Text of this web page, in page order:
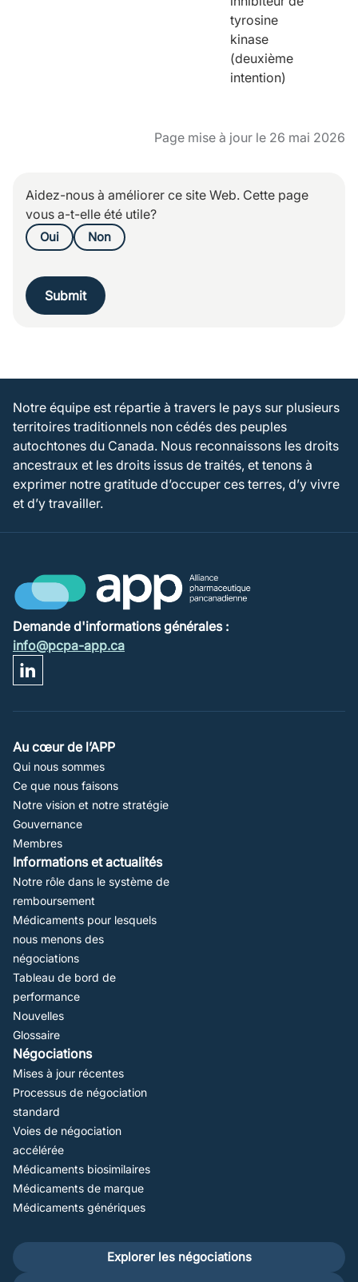
tyrosine
kinase
(deuxième
intention)
Page mise à jour le 26 mai 2026
Aidez-nous à améliorer ce site Web. Cette page
vous a-t-elle été utile?
Oui Non
Submit
Notre équipe est répartie à travers le pays sur plusieurs
territoires traditionnels non cédés des peuples
autochtones du Canada. Nous reconnaissons les droits
ancestraux et les droits issus de traités, et tenons à
exprimer notre gratitude d’occuper ces terres, d’y vivre
et d’y travailler.
Demande d'informations générales :
info@pcpa-app.ca
Footer
Navigation
Au cœur de l’APP
Qui nous sommes
Ce que nous faisons
Notre vision et notre stratégie
Gouvernance
Membres
Informations et actualités
Notre rôle dans le système de
remboursement
Médicaments pour lesquels
nous menons des
négociations
Tableau de bord de
performance
Nouvelles
Glossaire
Négociations
Mises à jour récentes
Processus de négociation
standard
Voies de négociation
accélérée
Médicaments biosimilaires
Médicaments de marque
Médicaments génériques
Footer
Explorer les négociations